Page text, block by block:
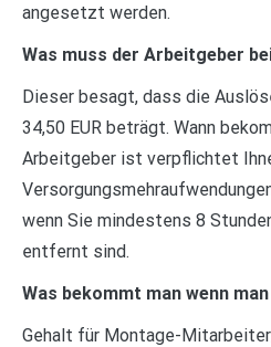
angesetzt werden.
Was muss der Arbeitgeber
Dieser besagt, dass die
34,50 EUR beträgt. Wann
Arbeitgeber ist verpflichtet
wenn Sie mindestens 8
entfernt sind.
Was bekommt man wenn
Gehalt für Montage-